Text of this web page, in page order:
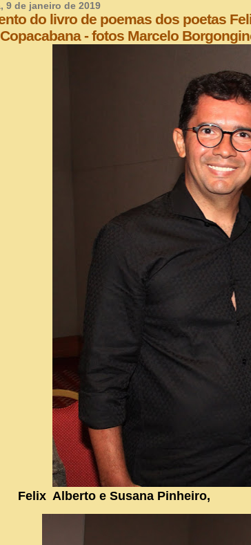
9 de janeiro de 2019
do livro de poemas dos poetas
- fotos Marcelo
Alberto e Susana Pinheiro,